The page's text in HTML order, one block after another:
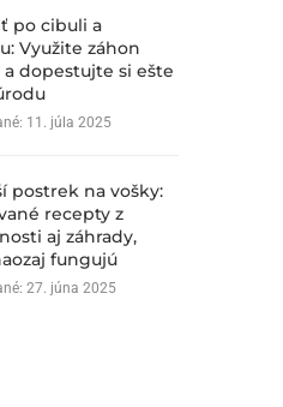
po cibuli a
Využite záhon
dopestujte si ešte
11. júla 2025
postrek na vošky:
recepty z
aj záhrady,
fungujú
27. júna 2025